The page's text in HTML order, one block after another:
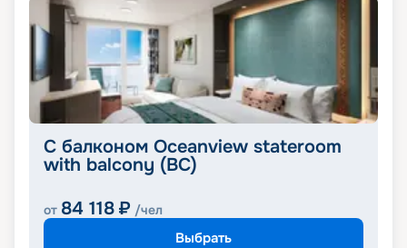
С балконом Oceanview stateroom
with balcony (BC)
от 84 118 ₽ /чел
Выбрать